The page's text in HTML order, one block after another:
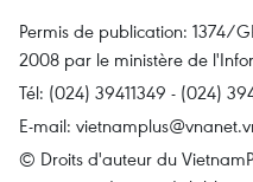
Permis de publication: 1374/
2008 par le ministère de
Tél: (024) 39411349 - (024)
E-mail:
© Droits d'auteur du